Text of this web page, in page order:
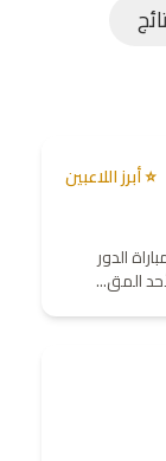
⭐ أبرز اللاعبين
الدور
المق...